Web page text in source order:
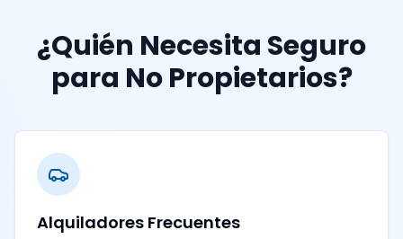
¿Quién Necesita Seguro
para No Propietarios?
Alquiladores Frecuentes